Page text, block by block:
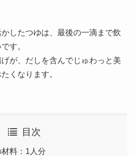
したつゆは、最後の一滴まで飲
す。
が、だしを含んでじゅわっと美
くなります。
目次
料：1人分